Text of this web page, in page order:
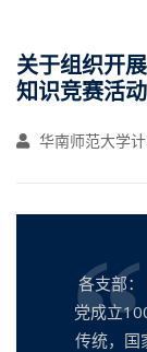
关于组织开
知识竞赛活
华南师范大学
各支部
党成立
传统，国